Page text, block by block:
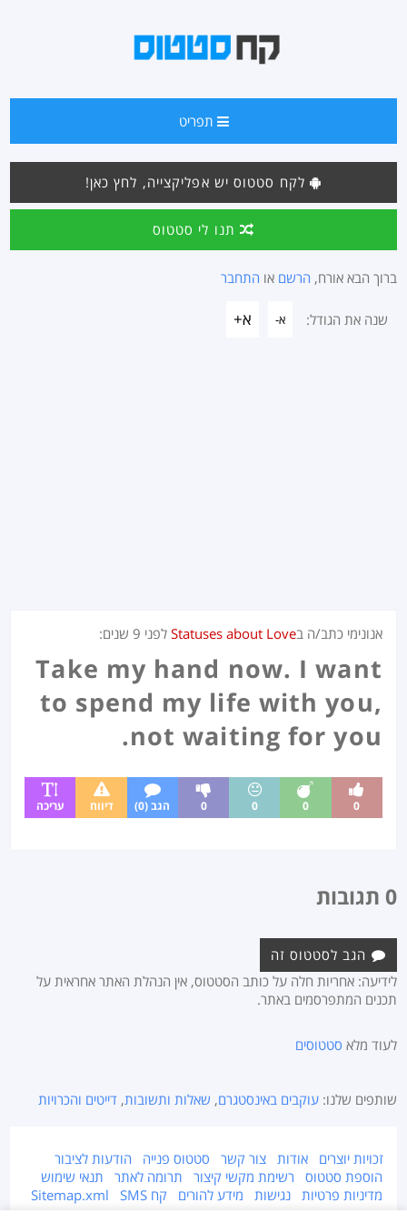
תפריט
לקח סטטוס יש אפליקצייה, לחץ כאן!
תנו לי סטטוס
ברוך הבא אורח, הרשם או התחבר
שנה את הגודל: א- א+
אנונימי כתב/ה בStatuses about Love לפני 9 שנים :
Take my hand now. I want
to spend my life with you,
not waiting for you.
0
0
0
0 הגב (0) דיווח עריכה
0 תגובות
הגב לסטטוס זה
לידיעה: אחריות חלה על כותב הסטטוס, אין הנהלת האתר אחראית על
תכנים המתפרסמים באתר.
לעוד מלא סטטוסים
שותפים שלנו:עוקבים באינסטגרם, שאלות ותשובות, דייטים והכרויות
זכויות יוצרים אודות צור קשר סטטוס פנייה
הודעות לציבור
הוספת סטטוס
רשימת מקשי קיצור תרומה לאתר
תנאי שימוש
מדיניות פרטיות
נגישות מידע להורים קח SMS Sitemap.xml